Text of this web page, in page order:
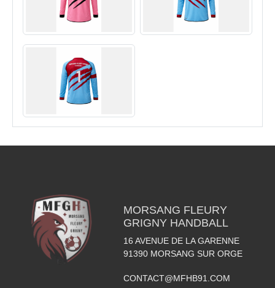
MORSANG FLEURY
GRIGNY HANDBALL
16 AVENUE DE LA GARENNE
91390 MORSANG SUR ORGE
CONTACT@MFHB91.COM